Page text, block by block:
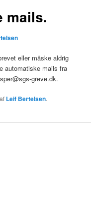
mails.
eller måske aldrig
automatiske mails fra
greve.dk.
af Leif Bertelsen.